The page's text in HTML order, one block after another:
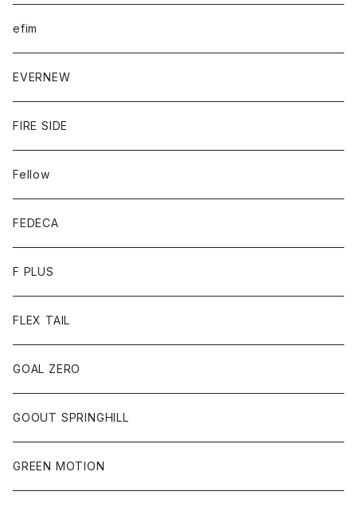
efim
EVERNEW
FIRE SIDE
Fellow
FEDECA
F PLUS
FLEX TAIL
GOAL ZERO
GOOUT SPRINGHILL
GREEN MOTION